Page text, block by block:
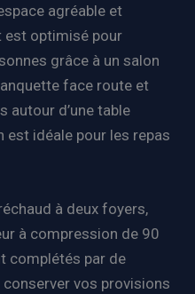
agréable et
est optimisé pour
grâce à un salon
face route et
autour d’une table
idéale pour les repas
à deux foyers,
à compression de 90
complétés par de
vos provisions